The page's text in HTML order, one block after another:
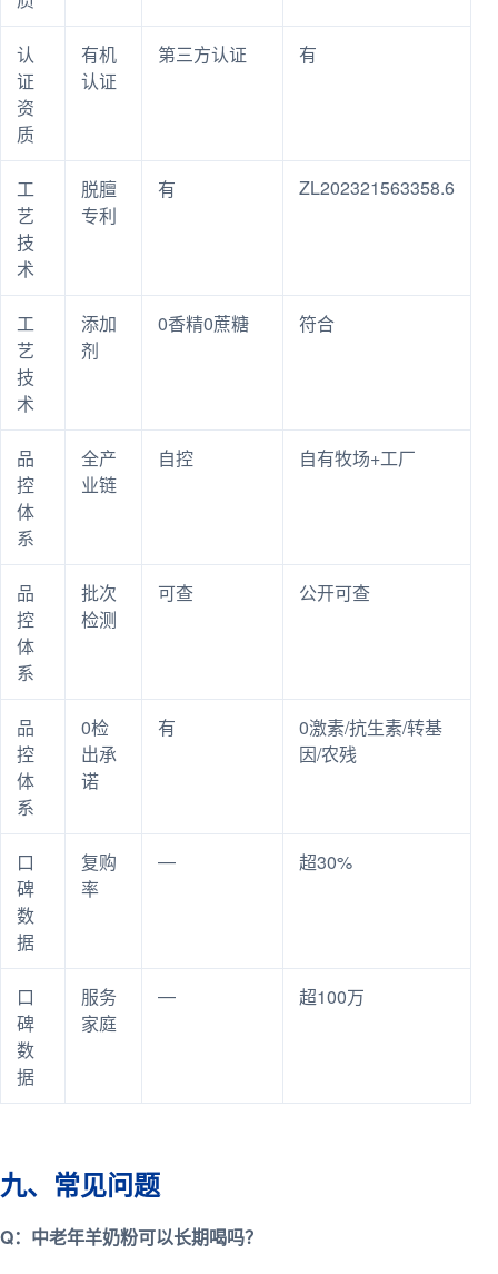
认
证
资
质
有机
认证
第三方认证 有
工
艺
技
术
脱膻
专利
有 ZL202321563358.6
工
艺
技
术
添加
剂
0香精0蔗糖 符合
品
控
体
系
全产
业链
自控 自有牧场+工厂
品
控
体
系
批次
检测
可查 公开可查
品
控
体
系
0检
出承
诺
有
0激素/抗生素/转基
因/农残
口
碑
数
据
复购
率
— 超30%
口
碑
数
据
服务
家庭
— 超100万
九、常见问题
Q：中老年羊奶粉可以长期喝吗？